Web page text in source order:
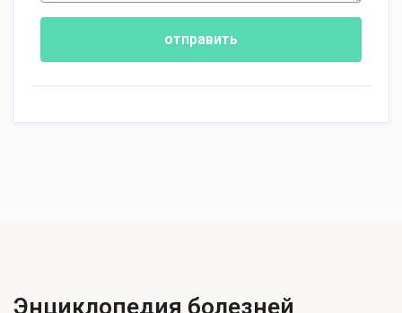
отправить
Энциклопедия болезней